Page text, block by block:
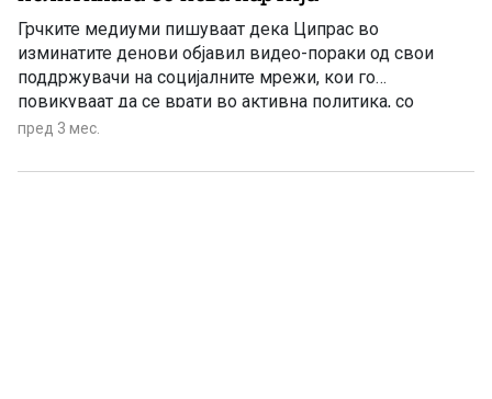
Грчките медиуми пишуваат дека Ципрас во
изминатите денови објавил видео-пораки од свои
поддржувачи на социјалните мрежи, кои го
повикуваат да се врати во активна политика, со
пораки дека „во март било рано“, а „во септември ќе
пред 3 мес.